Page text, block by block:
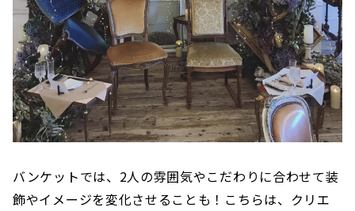
バンケットでは、2人の雰囲気やこだわりに合わせて装
飾やイメージを変化させることも！こちらは、クリエ